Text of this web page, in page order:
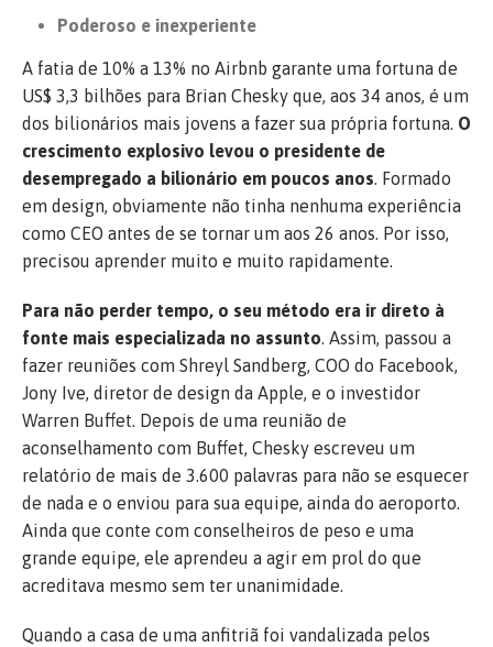
Poderoso e inexperiente
A fatia de 10% a 13% no Airbnb garante uma fortuna de
US$ 3,3 bilhões para Brian Chesky que, aos 34 anos, é um
dos bilionários mais jovens a fazer sua própria fortuna. O
crescimento explosivo levou o presidente de
desempregado a bilionário em poucos anos. Formado
em design, obviamente não tinha nenhuma experiência
como CEO antes de se tornar um aos 26 anos. Por isso,
precisou aprender muito e muito rapidamente.
Para não perder tempo, o seu método era ir direto à
fonte mais especializada no assunto. Assim, passou a
fazer reuniões com Shreyl Sandberg, COO do Facebook,
Jony Ive, diretor de design da Apple, e o investidor
Warren Buffet. Depois de uma reunião de
aconselhamento com Buffet, Chesky escreveu um
relatório de mais de 3.600 palavras para não se esquecer
de nada e o enviou para sua equipe, ainda do aeroporto.
Ainda que conte com conselheiros de peso e uma
grande equipe, ele aprendeu a agir em prol do que
acreditava mesmo sem ter unanimidade.
Quando a casa de uma anfitriã foi vandalizada pelos